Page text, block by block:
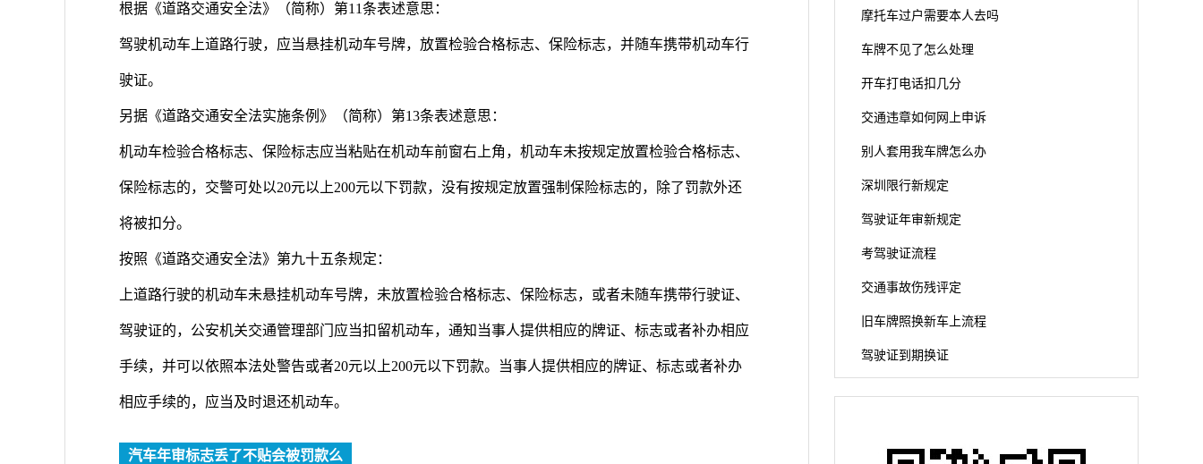
根据《道路交通安全法》（简称）第11条表述意思：
驾驶机动车上道路行驶，应当悬挂机动车号牌，放置检验合格标志、保险标志，并随车携带机动车行
驶证。
另据《道路交通安全法实施条例》（简称）第13条表述意思：
机动车检验合格标志、保险标志应当粘贴在机动车前窗右上角，机动车未按规定放置检验合格标志、
保险标志的，交警可处以20元以上200元以下罚款，没有按规定放置强制保险标志的，除了罚款外还
将被扣分。
按照《道路交通安全法》第九十五条规定：
上道路行驶的机动车未悬挂机动车号牌，未放置检验合格标志、保险标志，或者未随车携带行驶证、
驾驶证的，公安机关交通管理部门应当扣留机动车，通知当事人提供相应的牌证、标志或者补办相应
手续，并可以依照本法处警告或者20元以上200元以下罚款。当事人提供相应的牌证、标志或者补办
相应手续的，应当及时退还机动车。
汽车年审标志丢了不贴会被罚款么
摩托车过户需要本人去吗
车牌不见了怎么处理
开车打电话扣几分
交通违章如何网上申诉
别人套用我车牌怎么办
深圳限行新规定
驾驶证年审新规定
考驾驶证流程
交通事故伤残评定
旧车牌照换新车上流程
驾驶证到期换证